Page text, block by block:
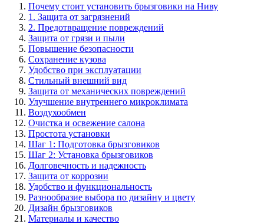
Почему стоит установить брызговики на Ниву
1. Защита от загрязнений
2. Предотвращение повреждений
Защита от грязи и пыли
Повышение безопасности
Сохранение кузова
Удобство при эксплуатации
Стильный внешний вид
Защита от механических повреждений
Улучшение внутреннего микроклимата
Воздухообмен
Очистка и освежение салона
Простота установки
Шаг 1: Подготовка брызговиков
Шаг 2: Установка брызговиков
Долговечность и надежность
Защита от коррозии
Удобство и функциональность
Разнообразие выбора по дизайну и цвету
Дизайн брызговиков
Материалы и качество